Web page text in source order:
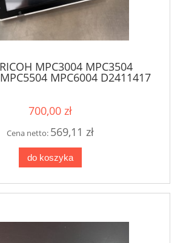
MPC3004 MPC3504
MPC6004 D2411417
700,00 zł
Cena netto: 569,11 zł
do koszyka